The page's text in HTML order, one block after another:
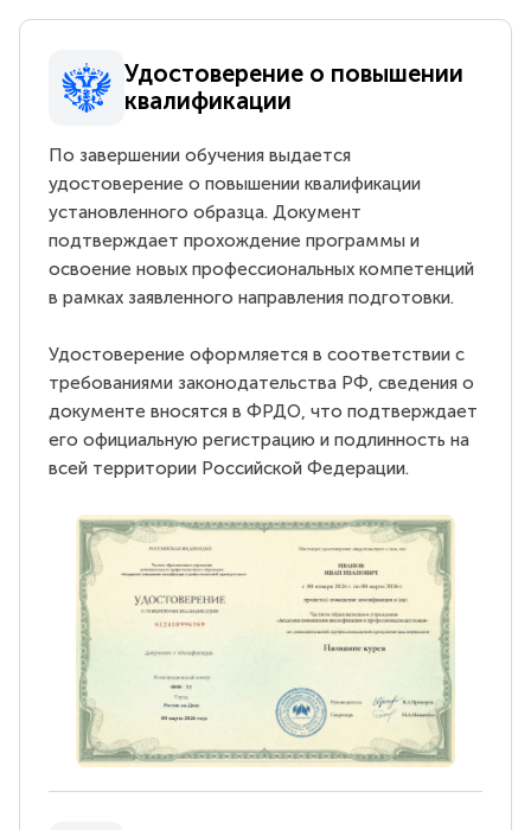
Удостоверение о повышении
квалификации
По завершении обучения выдается
удостоверение о повышении квалификации
установленного образца. Документ
подтверждает прохождение программы и
освоение новых профессиональных компетенций
в рамках заявленного направления подготовки.
Удостоверение оформляется в соответствии с
требованиями законодательства РФ, сведения о
документе вносятся в ФРДО, что подтверждает
его официальную регистрацию и подлинность на
всей территории Российской Федерации.